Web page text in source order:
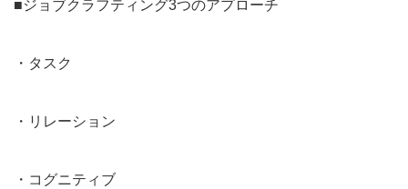
■ジョブクラフティング3つのアプローチ
・タスク
・リレーション
・コグニティブ